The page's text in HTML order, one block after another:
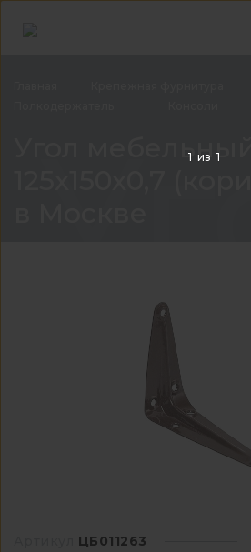
Угол мебельный
ЦБ011263
1 из 1